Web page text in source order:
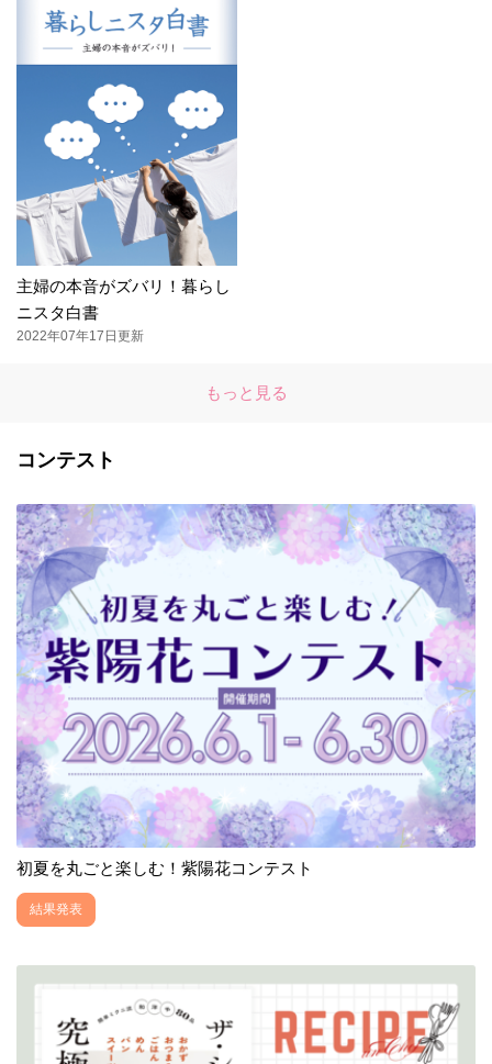
主婦の本音がズバリ！暮らし
ニスタ白書
2022年07年17日更新
もっと見る
コンテスト
初夏を丸ごと楽しむ！紫陽花コンテスト
結果発表